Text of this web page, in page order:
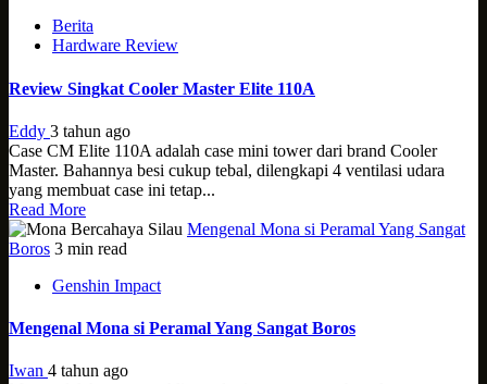
Berita
Hardware Review
Review Singkat Cooler Master Elite 110A
Eddy 3 tahun ago
Case CM Elite 110A adalah case mini tower dari brand Cooler
Master. Bahannya besi cukup tebal, dilengkapi 4 ventilasi udara
yang membuat case ini tetap...
Read More
Mengenal Mona si Peramal Yang Sangat
Boros 3 min read
Genshin Impact
Mengenal Mona si Peramal Yang Sangat Boros
Iwan 4 tahun ago